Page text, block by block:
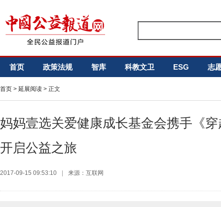
首页 政策法规 智库 科教文卫 ESG 志
首页 > 延展阅读 > 正文
妈妈壹选关爱健康成长基金会携手《
开启公益之旅
2017-09-15 09:53:10 来源：互联网